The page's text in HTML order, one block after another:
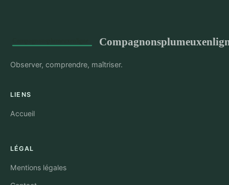
Observer, comprendre, maîtriser.
LIENS
Accueil
LÉGAL
Mentions légales